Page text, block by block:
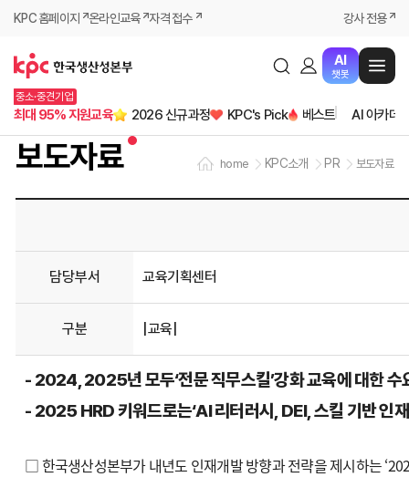
KPC 홈페이지 온라인교육 자격 접수 강사 전용
AI
챗봇
중소·중견기업
최대 95% 지원교육 2026 신규과정 KPC's Pick 베스트 AI 아카데
home KPC소개 PR 보도자료
보도자료
담당부서 교육기획센터
구분 |교육|
- 2024, 2025년 모두‘전문 직무스킬’강화 교육에 대한 수
- 2025 HRD 키워드로는‘AI 리터러시, DEI, 스킬 기반 인
□ 한국생산성본부가 내년도 인재개발 방향과 전략을 제시하는